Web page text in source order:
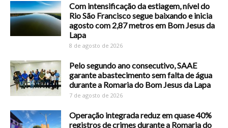
Com intensificação da estiagem, nível do
Rio São Francisco segue baixando e inicia
agosto com 2,87 metros em Bom Jesus da
Lapa
8 de agosto de 2026
Pelo segundo ano consecutivo, SAAE
garante abastecimento sem falta de água
durante a Romaria do Bom Jesus da Lapa
7 de agosto de 2026
Operação integrada reduz em quase 40%
registros de crimes durante a Romaria do